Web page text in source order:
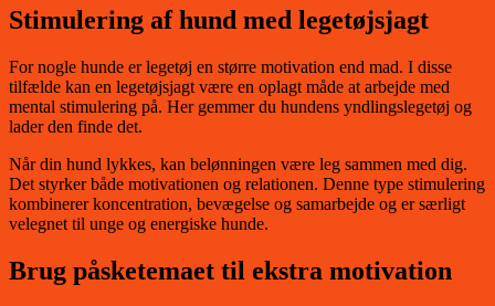
Stimulering af hund med legetøjsjagt
For nogle hunde er legetøj en større motivation end mad. I disse
tilfælde kan en legetøjsjagt være en oplagt måde at arbejde med
mental stimulering på. Her gemmer du hundens yndlingslegetøj og
lader den finde det.
Når din hund lykkes, kan belønningen være leg sammen med dig.
Det styrker både motivationen og relationen. Denne type stimulering
kombinerer koncentration, bevægelse og samarbejde og er særligt
velegnet til unge og energiske hunde.
Brug påsketemaet til ekstra motivation